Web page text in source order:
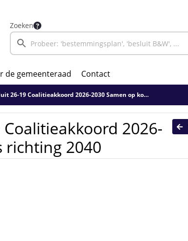
Zoeken
de gemeenteraad Contact
19 Coalitieakkoord 2026-2030 Samen op koers richting 2040
2026-
richting 2040